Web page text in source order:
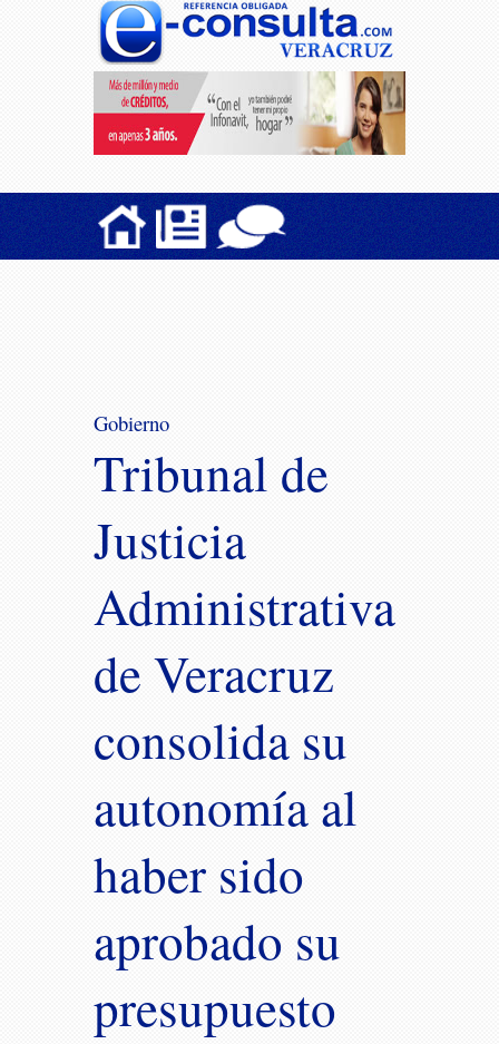
Gobierno
Tribunal de
Justicia
Administrativa
de Veracruz
consolida su
autonomía al
haber sido
aprobado su
presupuesto